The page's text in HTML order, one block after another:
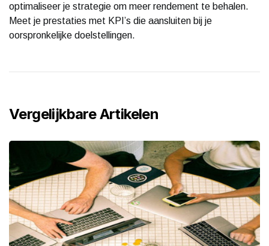
optimaliseer je strategie om meer rendement te behalen.
Meet je prestaties met KPI’s die aansluiten bij je
oorspronkelijke doelstellingen.
Vergelijkbare Artikelen